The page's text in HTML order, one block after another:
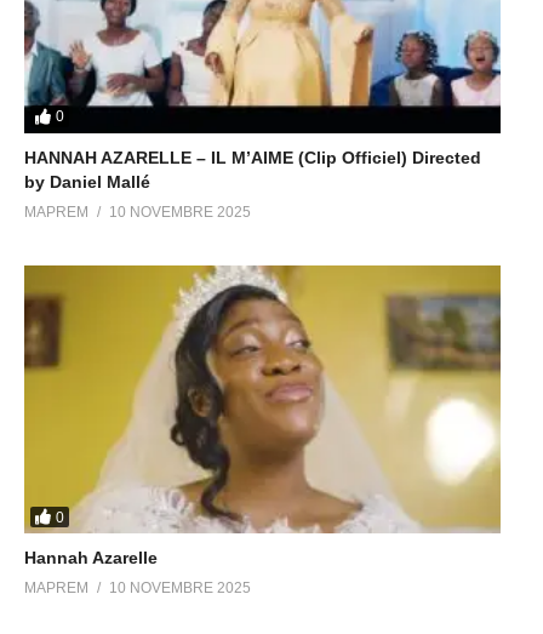
0
HANNAH AZARELLE – IL M’AIME (Clip Officiel) Directed
by Daniel Mallé
MAPREM 10 NOVEMBRE 2025
0
Hannah Azarelle
MAPREM 10 NOVEMBRE 2025